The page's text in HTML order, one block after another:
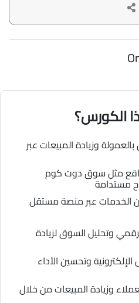
الكورس؟
وزيادة المبيعات عبر
مثل سوق دوت كوم
مستدامة
الخدمات عبر منصة مستقل
وتحليل السوق لزيادة
وتحسين الأداء
وزيادة المبيعات من خلال